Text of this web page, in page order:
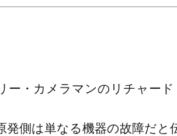
ー・カメラマンのリチャード
発側は単なる機器の故障だと